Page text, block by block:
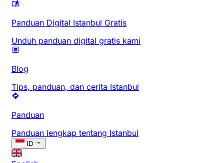
Panduan Digital Istanbul Gratis
Unduh panduan digital gratis kami
Blog
Tips, panduan, dan cerita Istanbul
Panduan
Panduan lengkap tentang Istanbul
ID